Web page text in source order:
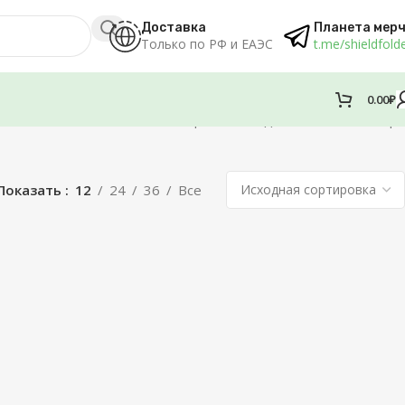
Доставка
Только по РФ и ЕАЭС
Планета
t.me/
0.00₽
12 24 36 Все